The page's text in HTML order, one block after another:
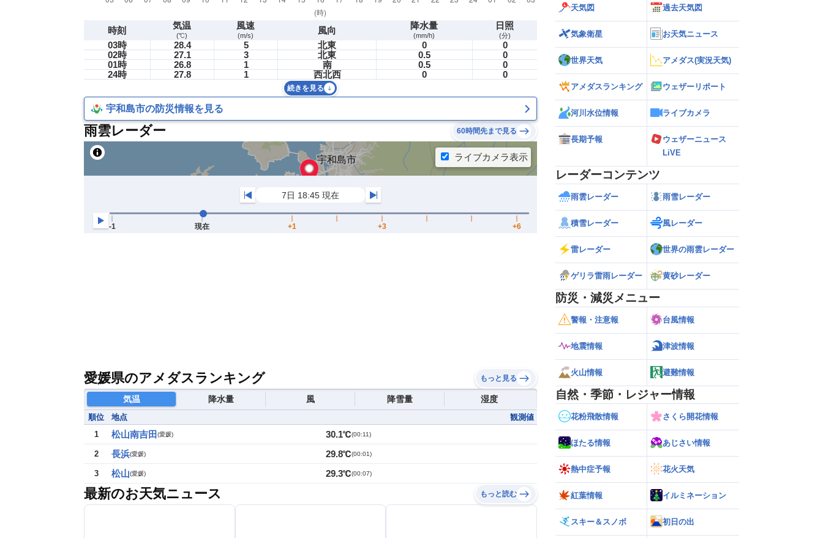
時刻 気温
(℃)
風速
(m/s) 風向 降水量
(mm/h)
日照
(分)
03時 28.4 5 北東 0
0
02時
27.1 3 北東 0.5
0
01時
26.8 1 南 0.5
0
24時
27.8 1 西北西 0 0
続きを見る
宇和島市の防災情報を見る
雨雲レーダー 60時間先まで見る
愛媛県のアメダスランキング もっと見る
気温 降水量 風 降雪量 湿度
順位 地点
観測値
1
松山南吉田 (愛媛) 30.1℃(00:11)
2 長浜(愛媛) 29.8℃(00:01)
3 松山(愛媛) 29.3℃(00:07)
最新のお天気ニュース もっと読む
天気図 過去天気図
気象衛星 お天気ニュース
世界天気 アメダス(実況天気)
アメダスランキング ウェザーリポート
河川水位情報 ライブカメラ
長期予報
ウェザーニュース
LiVE
レーダーコンテンツ
雨雲レーダー 雨雪レーダー
積雪レーダー 風レーダー
雷レーダー 世界の雨雲レーダー
ゲリラ雷雨レーダー 黄砂レーダー
防災・減災メニュー
警報・注意報 台風情報
地震情報 津波情報
火山情報 避難情報
自然・季節・レジャー情報
花粉飛散情報 さくら開花情報
ほたる情報 あじさい情報
熱中症予報 花火天気
紅葉情報 イルミネーション
スキー＆スノボ 初日の出